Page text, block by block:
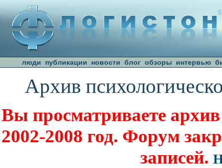
люди публикации новости блог обзоры интервью
Архив
Вы просматриваете
2002-2008 год. Форум
записей.